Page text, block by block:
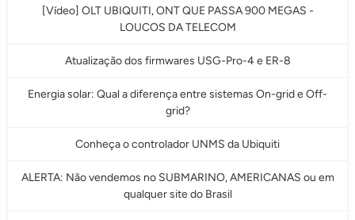
[Vídeo] OLT UBIQUITI, ONT QUE PASSA 900 MEGAS -
LOUCOS DA TELECOM
Atualização dos firmwares USG-Pro-4 e ER-8
Energia solar: Qual a diferença entre sistemas On-grid e Off-
grid?
Conheça o controlador UNMS da Ubiquiti
ALERTA: Não vendemos no SUBMARINO, AMERICANAS ou em
qualquer site do Brasil